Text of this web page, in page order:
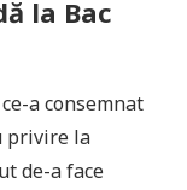
la Bac
a consemnat
privire la
de-a face